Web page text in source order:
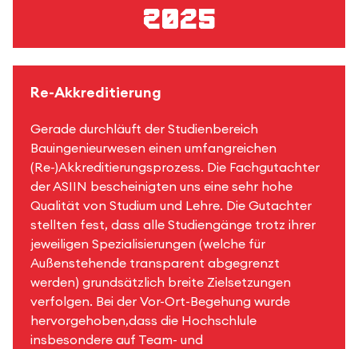
2025
Re-Akkreditierung
Gerade durchläuft der Studienbereich
Bauingenieurwesen einen umfangreichen
(Re-)Akkreditierungsprozess. Die Fachgutachter
der ASIIN bescheinigten uns eine sehr hohe
Qualität von Studium und Lehre. Die Gutachter
stellten fest, dass alle Studiengänge trotz ihrer
jeweiligen Spezialisierungen (welche für
Außenstehende transparent abgegrenzt
werden) grundsätzlich breite Zielsetzungen
verfolgen. Bei der Vor-Ort-Begehung wurde
hervorgehoben,dass die Hochschlule
insbesondere auf Team- und